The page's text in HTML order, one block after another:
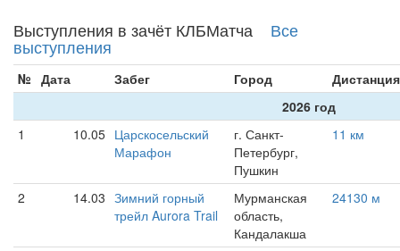
Выступления в зачёт КЛБМатча Все
выступления
№ Дата Забег Город
Дистанция
2026 год
1
10.05 Царскосельский
Марафон
г. Санкт-
Петербург,
Пушкин
11 км
2 14.03 Зимний горный
трейл Aurora Trail
Мурманская
область,
Кандалакша
24130 м